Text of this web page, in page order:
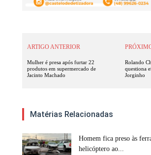
ARTIGO ANTERIOR
Mulher é presa após furtar 22
produtos em supermercado de
Jacinto Machado
Rolando
questiona
Jorginho
Matérias Relacionadas
Homem fica preso às
helicóptero ao...